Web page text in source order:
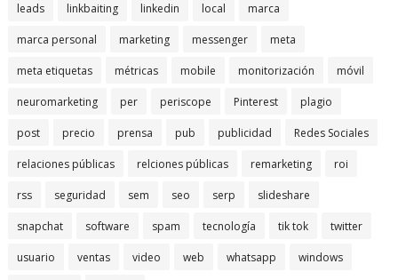
leads linkbaiting linkedin local marca
marca personal marketing messenger meta
meta etiquetas métricas mobile monitorización móvil
neuromarketing per periscope Pinterest plagio
post precio prensa pub publicidad Redes Sociales
relaciones públicas relciones públicas remarketing roi
rss seguridad sem seo serp slideshare
snapchat software spam tecnología tik tok twitter
usuario ventas video web whatsapp windows